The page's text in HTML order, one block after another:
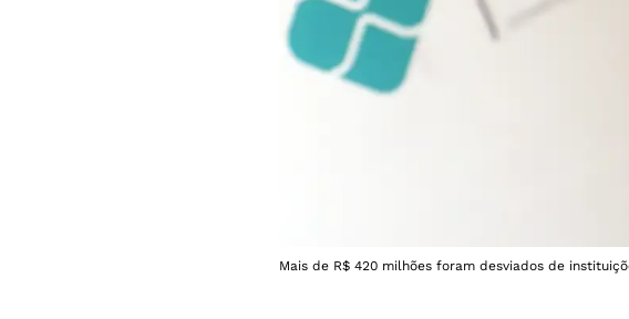
Mais de R$ 420 milhões foram desviados de